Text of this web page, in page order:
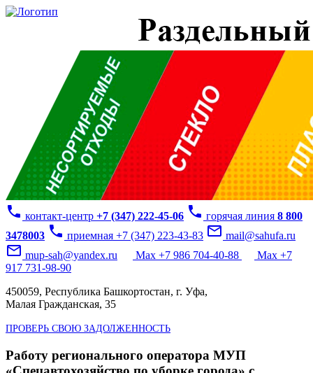
phone контакт-центр +7 (347) 222-45-06 phone горячая линия 8 800
3478003 phone приемная +7 (347) 223-43-83 mail_outline mail@sahufa.ru
mail_outline mup-sah@yandex.ru Max +7 986 704-40-88
Max +7
917 731-98-90
450059, Республика Башкортостан, г. Уфа,
Малая Гражданская, 35
ПРОВЕРЬ СВОЮ ЗАДОЛЖЕННОСТЬ
Работу регионального оператора МУП